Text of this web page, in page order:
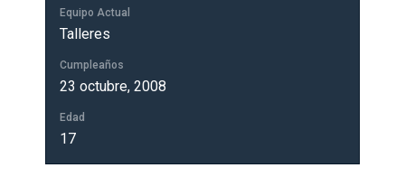
Equipo Actual
Talleres
Cumpleaños
23 octubre, 2008
Edad
17